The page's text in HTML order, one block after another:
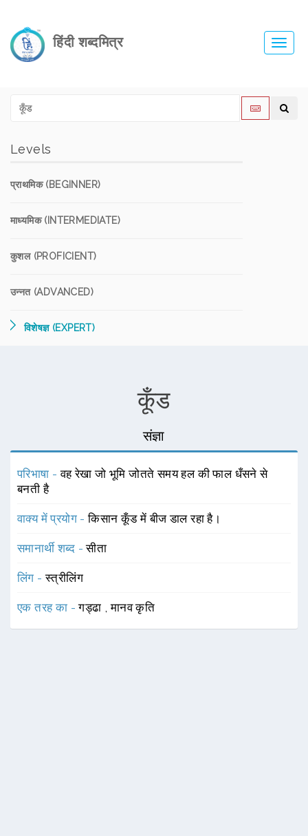
हिंदी शब्दमित्र
Levels
प्राथमिक (BEGINNER)
माध्यमिक (INTERMEDIATE)
कुशल (PROFICIENT)
उन्नत (ADVANCED)
विशेषज्ञ (EXPERT)
कूँड
संज्ञा
परिभाषा -वह रेखा जो भूमि जोतते समय हल की फाल धँसने से
बनती है
वाक्य में प्रयोग -किसान कूँड में बीज डाल रहा है।
समानार्थी शब्द -सीता
लिंग -स्त्रीलिंग
एक तरह का -गड्ढा ,मानव कृति